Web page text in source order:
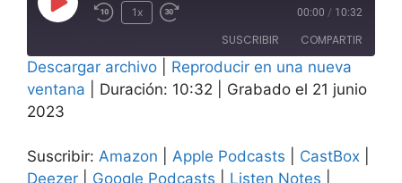
Reproducir
Rebobinar
segundos
1x
segundos
00:00 / 10:32
SUSCRIBIR COMPARTIR
Amazon Apple Podcasts
Pandora Podbean
COMPAR
TIR
INCRUST
AR
Descargar archivo
Reproducir en una nueva
ventana
Duración: 10:32
Grabado el 21 junio
2023
Suscribir: Amazon Apple Podcasts CastBox
Deezer
Google Podcasts Listen Notes